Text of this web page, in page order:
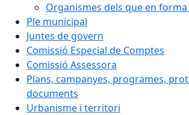
Organismes dels que en
Ple municipal
Juntes de govern
Comissió Especial de Comptes
Comissió Assessora
Plans, campanyes, programes,
documents
Urbanisme i territori